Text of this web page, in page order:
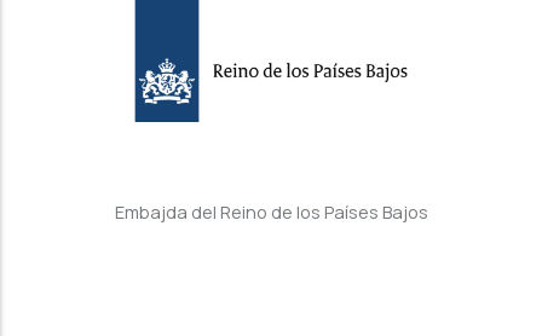
Embajda del Reino de los Países Bajos